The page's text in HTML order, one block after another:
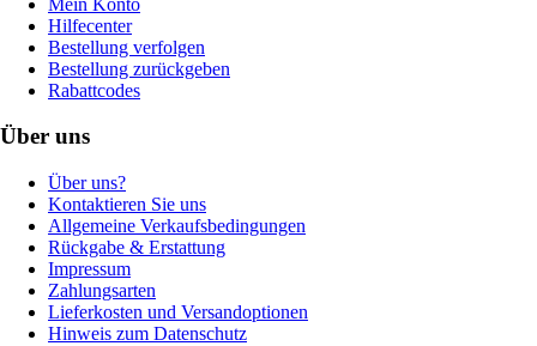
Hilfecenter
Bestellung verfolgen
Bestellung zurückgeben
Rabattcodes
Über uns
Über uns?
Kontaktieren Sie uns
Allgemeine Verkaufsbedingungen
Rückgabe & Erstattung
Impressum
Zahlungsarten
Lieferkosten und Versandoptionen
Hinweis zum Datenschutz